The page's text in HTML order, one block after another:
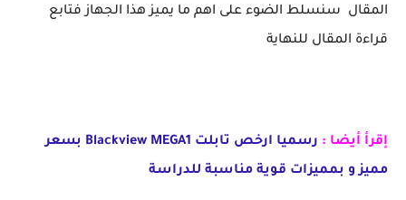
المقال سنسلط الضوء على اهم ما يميز هذا الجهاز فتابع
قراءة المقال للنهاية
إقرأ أيضا :
رسميا ارخص تابلت Blackview MEGA1 بسعر
مميز و بمميزات قوية مناسبة للدراسة